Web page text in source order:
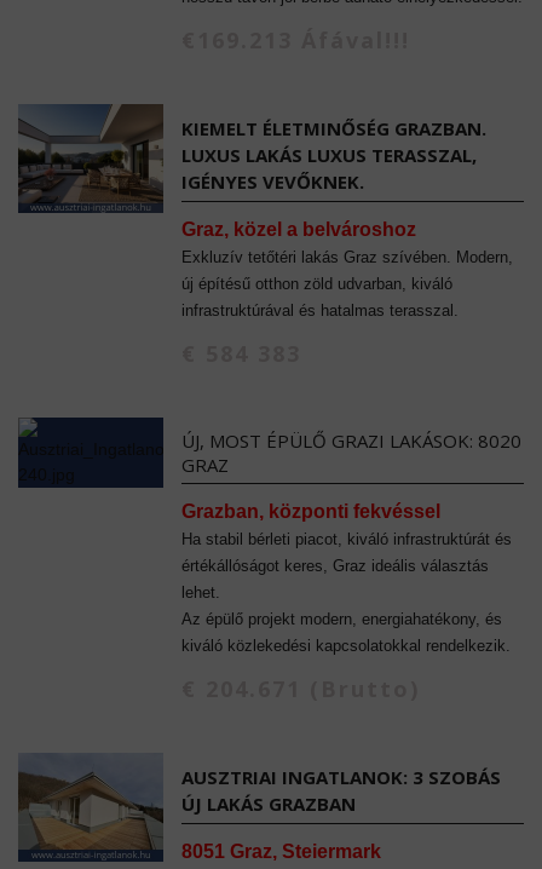
AUSZTRIAI INGATLANOK: 3 SZOBÁS
ÚJ LAKÁS GRAZBAN
8051 Graz, Steiermark
KIEMELT ÉLETMINŐSÉG GRAZBAN.
LUXUS LAKÁS LUXUS TERASSZAL,
IGÉNYES VEVŐKNEK.
Graz, közel a belvároshoz
Exkluzív tetőtéri lakás Graz szívében. Modern,
új építésű otthon zöld udvarban, kiváló
infrastruktúrával és hatalmas terasszal.
ÚJ, MOST ÉPÜLŐ GRAZI LAKÁSOK: 8020
GRAZ
Grazban, központi fekvéssel
Ha stabil bérleti piacot, kiváló infrastruktúrát és
értékállóságot keres, Graz ideális választás
lehet.
Az épülő projekt modern, energiahatékony, és
kiváló közlekedési kapcsolatokkal rendelkezik.